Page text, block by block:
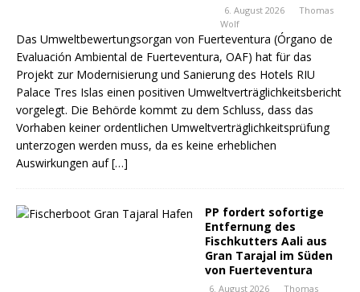
6. August 2026
Thomas
Wolf
Das Umweltbewertungsorgan von Fuerteventura (Órgano de
Evaluación Ambiental de Fuerteventura, OAF) hat für das
Projekt zur Modernisierung und Sanierung des Hotels RIU
Palace Tres Islas einen positiven Umweltverträglichkeitsbericht
vorgelegt. Die Behörde kommt zu dem Schluss, dass das
Vorhaben keiner ordentlichen Umweltverträglichkeitsprüfung
unterzogen werden muss, da es keine erheblichen
Auswirkungen auf[…]
PP fordert sofortige
Entfernung des
Fischkutters Aali aus
Gran Tarajal im Süden
von Fuerteventura
6. August 2026 Thomas